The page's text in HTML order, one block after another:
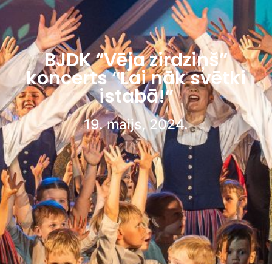
BJDK “Vēja zirdziņš”
koncerts “Lai nāk svētki
istabā!”
19. maijs, 2024.